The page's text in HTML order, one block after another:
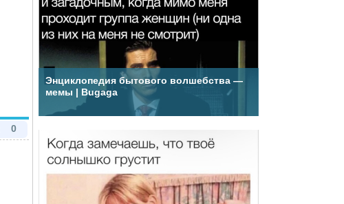
0
Энциклопедия бытового волшебства —
мемы | Bugaga